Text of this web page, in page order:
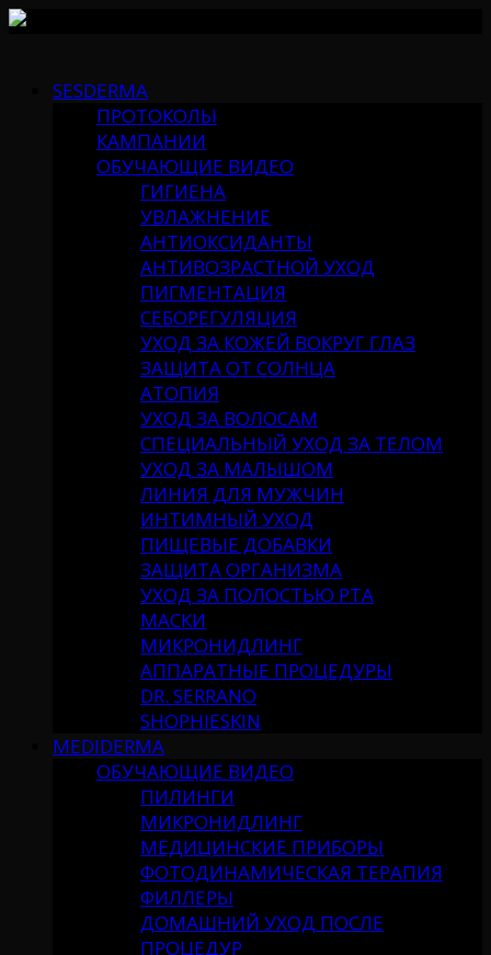
contentSESDERMA
ПРОТОКОЛЫ
КАМПАНИИ
ОБУЧАЮЩИЕ ВИДЕО
ГИГИЕНА
УВЛАЖНЕНИЕ
АНТИОКСИДАНТЫ
АНТИВОЗРАСТНОЙ УХОД
ПИГМЕНТАЦИЯ
СЕБОРЕГУЛЯЦИЯ
УХОД ЗА КОЖЕЙ ВОКРУГ ГЛАЗ
ЗАЩИТА ОТ СОЛНЦА
АТОПИЯ
УХОД ЗА ВОЛОСАМ
СПЕЦИАЛЬНЫЙ УХОД ЗА ТЕЛОМ
УХОД ЗА МАЛЫШОМ
ЛИНИЯ ДЛЯ МУЖЧИН
ИНТИМНЫЙ УХОД
ПИЩЕВЫЕ ДОБАВКИ
ЗАЩИТА ОРГАНИЗМА
УХОД ЗА ПОЛОСТЬЮ РТА
МАСКИ
МИКРОНИДЛИНГ
АППАРАТНЫЕ ПРОЦЕДУРЫ
DR. SERRANO
SHOPHIESKIN
MEDIDERMA
ОБУЧАЮЩИЕ ВИДЕО
ПИЛИНГИ
МИКРОНИДЛИНГ
МЕДИЦИНСКИЕ ПРИБОРЫ
ФОТОДИНАМИЧЕСКАЯ ТЕРАПИЯ
ФИЛЛЕРЫ
ДОМАШНИЙ УХОД ПОСЛЕ
ПРОЦЕДУР